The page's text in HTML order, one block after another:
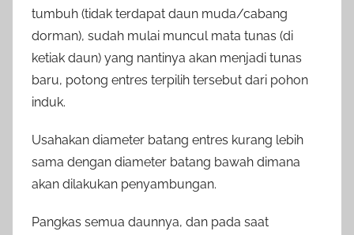
tumbuh (tidak terdapat daun muda/cabang
dorman), sudah mulai muncul mata tunas (di
ketiak daun) yang nantinya akan menjadi tunas
baru, potong entres terpilih tersebut dari pohon
induk.
Usahakan diameter batang entres kurang lebih
sama dengan diameter batang bawah dimana
akan dilakukan penyambungan.
Pangkas semua daunnya, dan pada saat